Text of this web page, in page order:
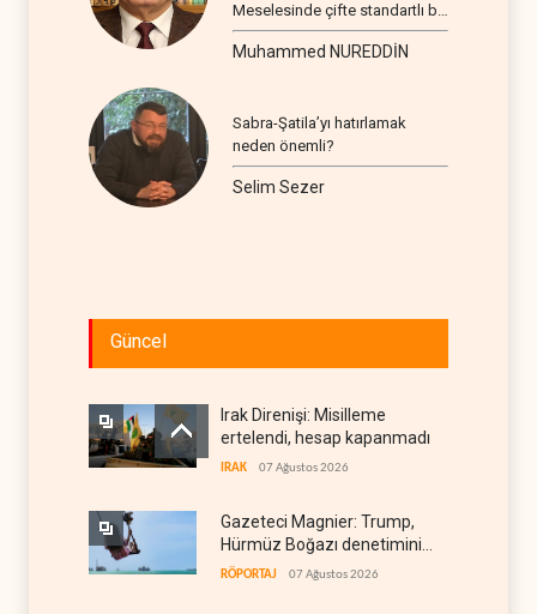
Meselesinde çifte standartlı bir
seyir
Muhammed NUREDDİN
Sabra-Şatila’yı hatırlamak
neden önemli?
Selim Sezer
Güncel
Irak Direnişi: Misilleme
ertelendi, hesap kapanmadı
IRAK 07 Ağustos 2026
Gazeteci Magnier: Trump,
Hürmüz Boğazı denetimini
doğrudan İran ve Umman'a
RÖPORTAJ 07 Ağustos 2026